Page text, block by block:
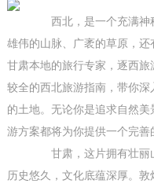
西北，是一个充满神秘
雄伟的山脉、广袤的草原，
甘肃本地的旅行专家，逐西
较全的西北旅游指南，带你
的土地。无论你是追求自然
游方案都将为你提供一个完善
甘肃，这片拥有壮丽山
历史悠久，文化底蕴深厚。